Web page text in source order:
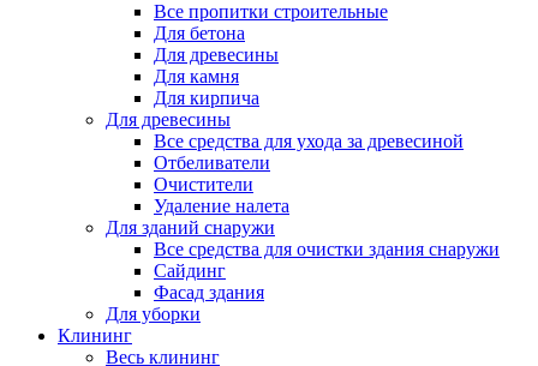
Все пропитки строительные
Для бетона
Для древесины
Для камня
Для кирпича
Для древесины
Все средства для ухода за древесиной
Отбеливатели
Очистители
Удаление налета
Для зданий снаружи
Все средства для очистки здания снаружи
Сайдинг
Фасад здания
Для уборки
Клининг
Весь клининг